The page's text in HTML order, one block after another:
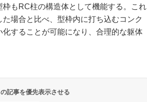
もRC柱の構造体として機能する。これ
場合と比べ、型枠内に打ち込むコンク
することが可能になり、合理的な躯体
記事を優先表示させる